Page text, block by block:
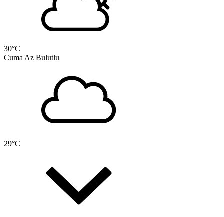
30°C
Cuma Az Bulutlu
29°C